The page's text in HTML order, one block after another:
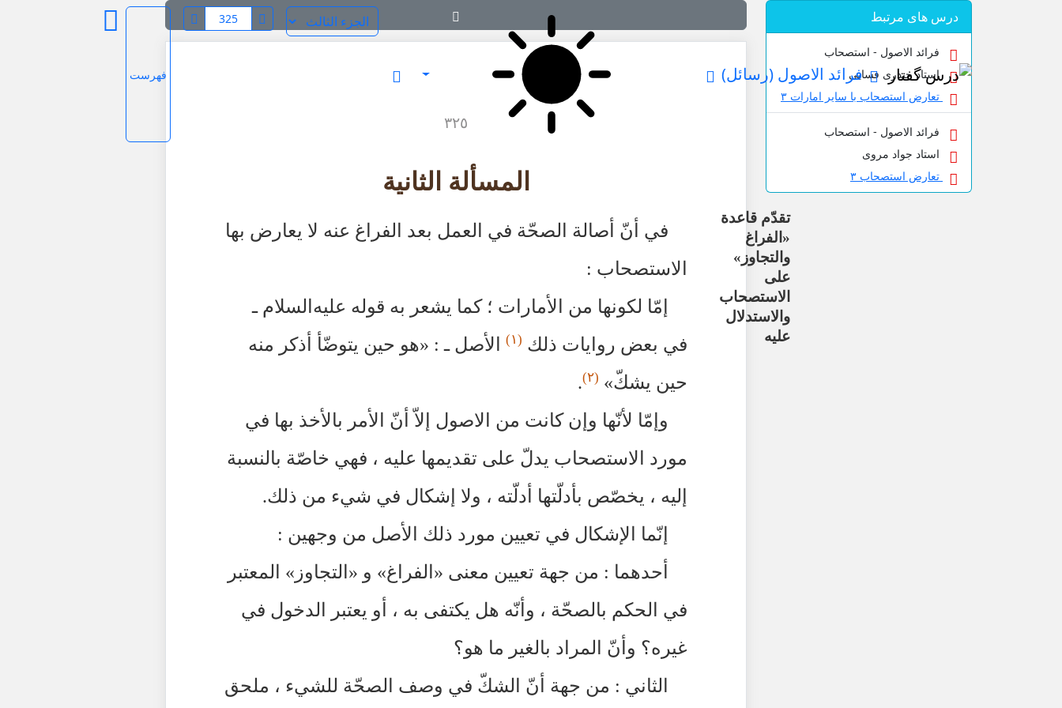
فرائد الاصول (رسائل) فهرست
٣٢٥
المسألة الثانية
تقدّم قاعدة
«الفراغ
والتجاوز»
على
الاستصحاب
والاستدلال
عليه
في أنّ أصالة الصحّة في العمل بعد الفراغ عنه لا يعارض بها
الاستصحاب :
إمّا لكونها من الأمارات ؛ كما يشعر به قوله عليه‌السلام ـ
في بعض روايات ذلك (١)
الأصل ـ : «هو حين يتوضّأ أذكر منه
حين يشكّ» (٢)
.
وإمّا لأنّها وإن كانت من الاصول إلاّ أنّ الأمر بالأخذ بها في
مورد الاستصحاب يدلّ على تقديمها عليه ، فهي خاصّة بالنسبة
إليه ، يخصّص بأدلّتها أدلّته ، ولا إشكال في شيء من ذلك.
إنّما الإشكال في تعيين مورد ذلك الأصل من وجهين :
أحدهما : من جهة تعيين معنى «الفراغ» و «التجاوز» المعتبر
في الحكم بالصحّة ، وأنّه هل يكتفى به ، أو يعتبر الدخول في
غيره؟ وأنّ المراد بالغير ما هو؟
الثاني : من جهة أنّ الشكّ في وصف الصحّة للشيء ، ملحق
درس های مرتبط
فرائد الاصول - استصحاب
استاد حیدری فسایی
تعارض استصحاب با سایر امارات ۳
فرائد الاصول - استصحاب
استاد جواد مروی
تعارض استصحاب ۳